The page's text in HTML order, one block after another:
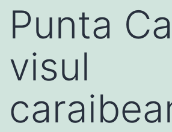
Punta
visul